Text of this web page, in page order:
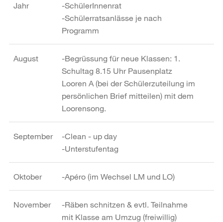
Jahr
-SchülerInnenrat
-Schülerratsanlässe je nach
Programm
August
-Begrüssung für neue Klassen: 1.
Schultag 8.15 Uhr Pausenplatz
Looren A (bei der Schülerzuteilung im
persönlichen Brief mitteilen) mit dem
Loorensong.
September
-Clean - up day
-Unterstufentag
Oktober -Apéro (im Wechsel LM und LO)
November
-Räben schnitzen & evtl. Teilnahme
mit Klasse am Umzug (freiwillig)